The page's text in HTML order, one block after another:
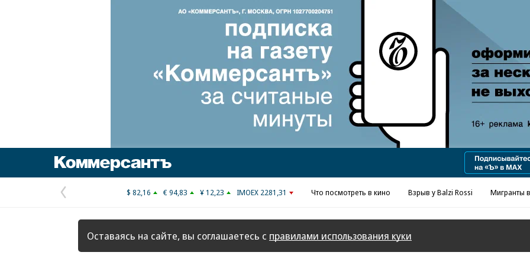
Предыдущая
страница
$ 82,16 € 94,83 ¥ 12,23 IMOEX 2281,31 Что посмотреть в кино Взрыв у Balzi Rossi Мигранты
Оставаясь на сайте, вы соглашаетесь с правилами использования куки